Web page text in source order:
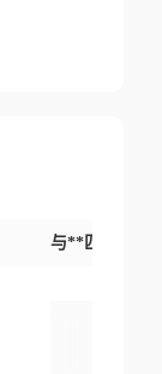
与**匹配交易